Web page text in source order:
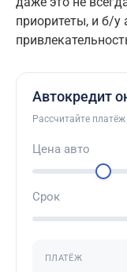
приоритеты, и б/у
Автокредит
Рассчитайте
Цена авто
Срок
ПЛАТЁЖ